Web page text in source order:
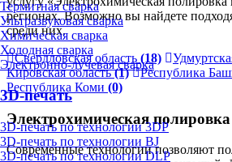
Термитная сварка
Ультразвуковая сварка
Химическая сварка
Холодная сварка
Электронно-лучевая сварка
3D-печать
3D-печать по технологии 3DP
3D-печать по технологии BJ
3D-печать по технологии DLP
регионах. Возможно вы найдете
среди них.
Свердловская область (18)
Кировская область(1) Республика
Республика Коми (0)
Электрохимическая
Современные технологии позволяют